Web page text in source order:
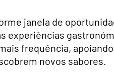
janela de
experiências
frequência,
novos sabores.